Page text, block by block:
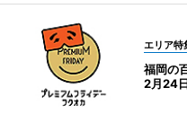
エリア特
福岡の
2月24